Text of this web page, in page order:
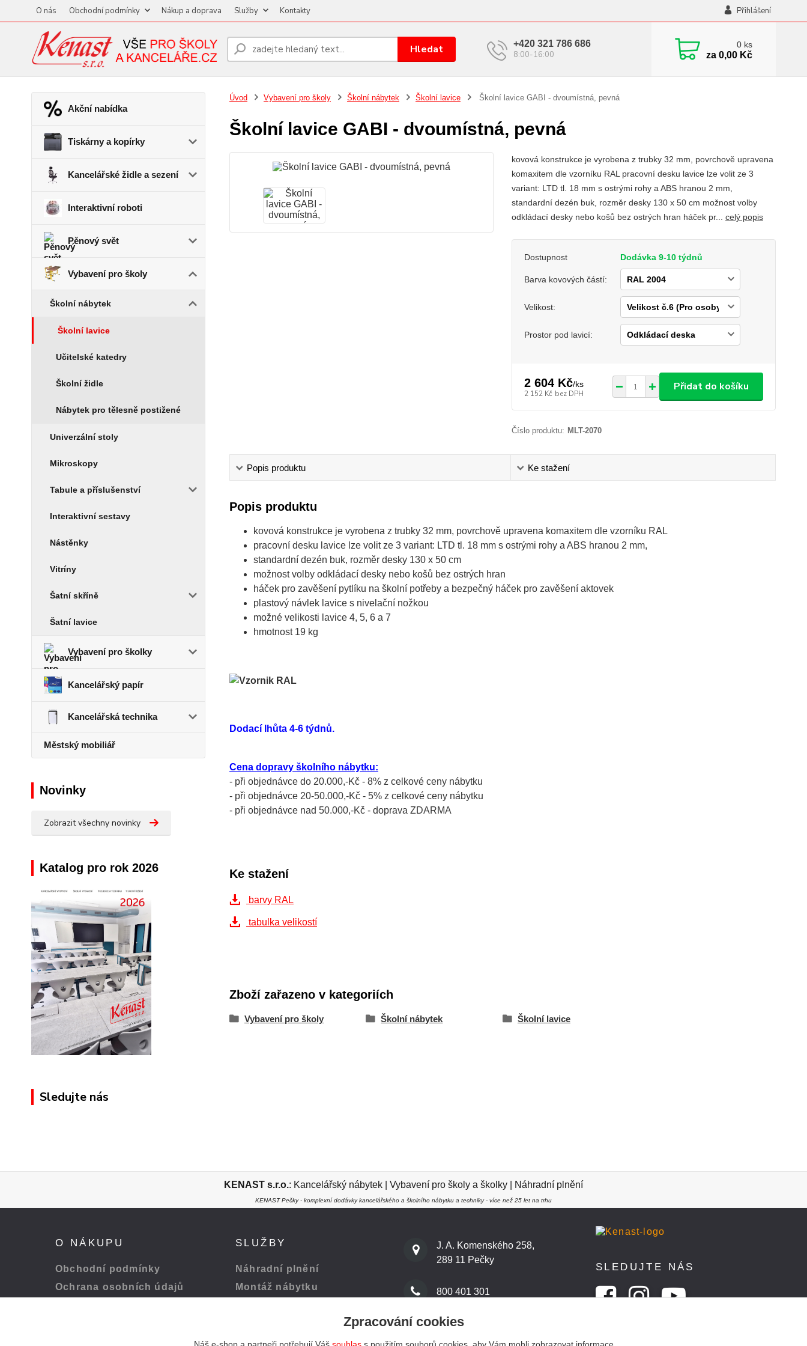
O nás Obchodní podmínky Nákup a doprava Služby Kontakty Přihlášení
Hledat +420 321 786 686
8:00-16:00
0 ks
za 0,00 Kč
Akční nabídka
Tiskárny a kopírky
Kancelářské židle a sezení
Interaktivní roboti
Pěnový svět
Vybavení pro školy
Školní nábytek
Školní lavice
Učitelské katedry
Školní židle
Nábytek pro tělesně postižené
Univerzální stoly
Mikroskopy
Tabule a příslušenství
Interaktivní sestavy
Nástěnky
Vitríny
Šatní skříně
Šatní lavice
Vybavení pro školky
Kancelářský papír
Kancelářská technika
Městský mobiliář
Novinky
Zobrazit všechny novinky
Katalog pro rok 2026
Sledujte nás
Úvod Vybavení pro školy Školní nábytek Školní lavice Školní lavice GABI - dvoumístná, pevná
Školní lavice GABI - dvoumístná, pevná
kovová konstrukce je vyrobena z trubky 32 mm, povrchově upravena
komaxitem dle vzorníku RAL pracovní desku lavice lze volit ze 3
variant: LTD tl. 18 mm s ostrými rohy a ABS hranou 2 mm,
standardní dezén buk, rozměr desky 130 x 50 cm možnost volby
odkládací desky nebo košů bez ostrých hran háček pr... celý popis
Dostupnost Dodávka 9-10 týdnů
Barva kovových částí:
Velikost:
Prostor pod lavicí:
2 604 Kč/ks
2 152 Kč bez DPH
Přidat do košíku
Číslo produktu: MLT-2070
Popis produktu Ke stažení
Popis produktu
kovová konstrukce je vyrobena z trubky 32 mm, povrchově upravena komaxitem dle vzorníku RAL
pracovní desku lavice lze volit ze 3 variant: LTD tl. 18 mm s ostrými rohy a ABS hranou 2 mm,
standardní dezén buk, rozměr desky 130 x 50 cm
možnost volby odkládací desky nebo košů bez ostrých hran
háček pro zavěšení pytlíku na školní potřeby a bezpečný háček pro zavěšení aktovek
plastový návlek lavice s nivelační nožkou
možné velikosti lavice 4, 5, 6 a 7
hmotnost 19 kg
Dodací lhůta 4-6 týdnů.
Cena dopravy školního nábytku:
- při objednávce do 20.000,-Kč - 8% z celkové ceny nábytku
- při objednávce 20-50.000,-Kč - 5% z celkové ceny nábytku
- při objednávce nad 50.000,-Kč - doprava ZDARMA
Ke stažení
barvy RAL
tabulka velikostí
Zboží zařazeno v kategoriích
Vybavení pro školy Školní nábytek Školní lavice
KENAST s.r.o.: Kancelářský nábytek Vybavení pro školy a školky Náhradní plnění
KENAST Pečky - komplexní dodávky kancelářského a školního nábytku a techniky - více než 25 let na trhu
O NÁKUPU
Obchodní podmínky
Ochrana osobních údajů
SLUŽBY
Náhradní plnění
Montáž nábytku
J. A. Komenského 258,
289 11 Pečky
800 401 301
SLEDUJTE NÁS
Zpracování cookies